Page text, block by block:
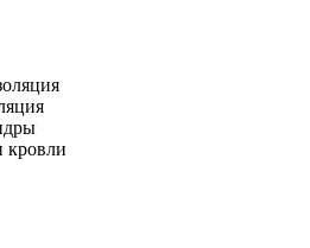
кровли